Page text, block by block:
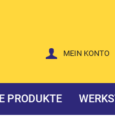
MEIN KONTO
PRODUKTE